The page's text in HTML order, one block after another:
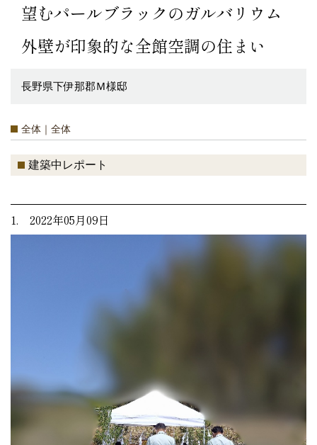
望むパールブラックのガルバリウム
外壁が印象的な全館空調の住まい
長野県下伊那郡Ｍ様邸
全体｜全体
建築中レポート
1. 2022年05月09日